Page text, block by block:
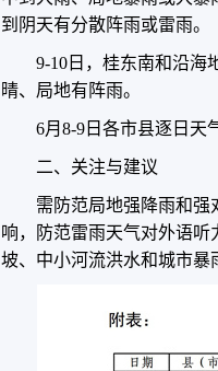
到阴天有分散阵雨或雷雨。
9-10日，桂东南和沿海
晴、局地有阵雨。
6月8-9日各市县逐日天
二、关注与建议
需防范局地强降雨和
响，防范雷雨天气对外语
坡、中小河流洪水和城市暴